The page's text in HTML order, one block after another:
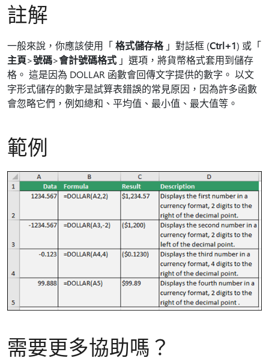
註解
一般來說，你應該使用「格式儲存格」對話框 (Ctrl+1) 或「
主頁>號碼>會計號碼格式 」選項，將貨幣格式套用到儲存
格。 這是因為 DOLLAR 函數會回傳文字提供的數字。 以文
字形式儲存的數字是試算表錯誤的常見原因，因為許多函數
會忽略它們，例如總和、平均值、最小值、最大值等。
範例
需要更多協助嗎？